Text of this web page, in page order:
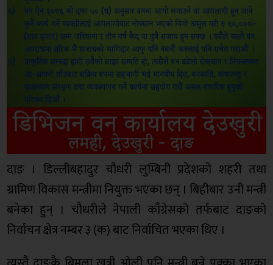
दाङ । डिल्लीबहादुर चौधरी लुम्बिनी प्रदेशको शहरी तथा
ग्रामिण विकास मन्त्रीमा नियुक्त भएका छन् । बिहीबार उनी मन्त्री
बनेका हुन् । चौधरीले नेपाली काँग्रेसको तर्फबाट दाङको
निर्वाचन क्षेत्र नम्बर ३ (क) बाट निर्वाचित भएका थिए ।